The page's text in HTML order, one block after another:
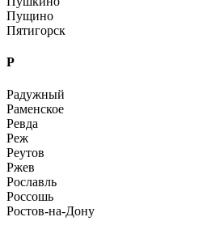
Пущино
Пятигорск
Р
Радужный
Раменское
Ревда
Реж
Реутов
Ржев
Рославль
Россошь
Ростов-на-Дону